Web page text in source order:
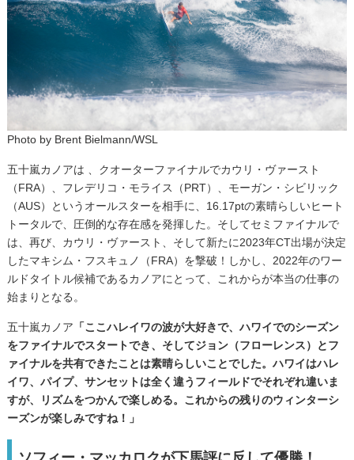
Photo by Brent Bielmann/WSL
五十嵐カノアは 、クオーターファイナルでカウリ・ヴァースト
（FRA）、フレデリコ・モライス（PRT）、モーガン・シビリック
（AUS）というオールスターを相手に、16.17ptの素晴らしいヒート
トータルで、圧倒的な存在感を発揮した。そしてセミファイナルで
は、再び、カウリ・ヴァースト、そして新たに2023年CT出場が決定
したマキシム・フスキュノ（FRA）を撃破！しかし、2022年のワー
ルドタイトル候補であるカノアにとって、これからが本当の仕事の
始まりとなる。
五十嵐カノア 「ここハレイワの波が大好きで、ハワイでのシーズン
をファイナルでスタートでき、そしてジョン（フローレンス）とフ
ァイナルを共有できたことは素晴らしいことでした。ハワイはハレ
イワ、パイプ、サンセットは全く違うフィールドでそれぞれ違いま
すが、リズムをつかんで楽しめる。これからの残りのウィンターシ
ーズンが楽しみですね！」